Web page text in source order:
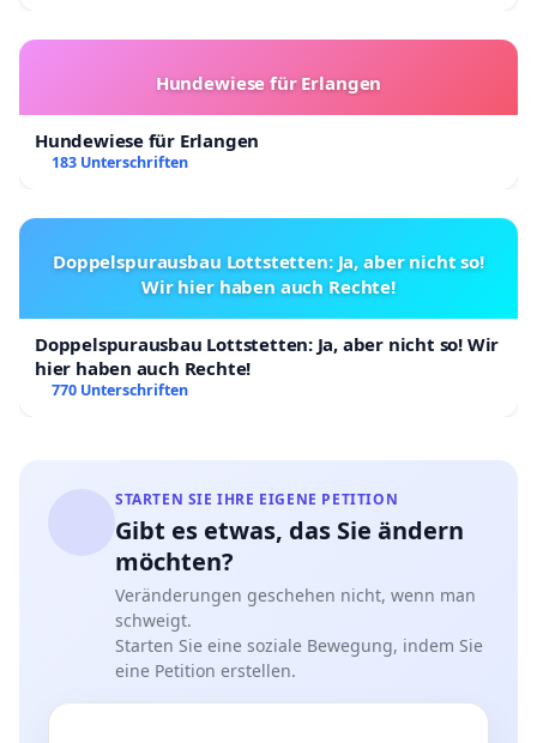
Hundewiese für Erlangen
Hundewiese für Erlangen
183 Unterschriften
Doppelspurausbau Lottstetten: Ja, aber nicht so!
Wir hier haben auch Rechte!
Doppelspurausbau Lottstetten: Ja, aber nicht so! Wir
hier haben auch Rechte!
770 Unterschriften
STARTEN SIE IHRE EIGENE PETITION
Gibt es etwas, das Sie ändern
möchten?
Veränderungen geschehen nicht, wenn man
schweigt.
Starten Sie eine soziale Bewegung, indem Sie
eine Petition erstellen.